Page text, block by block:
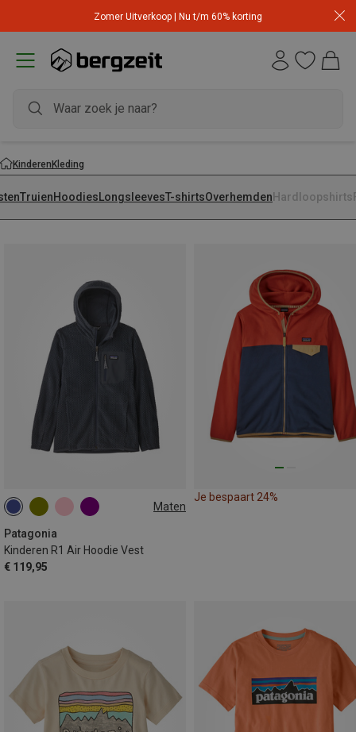
Zomer Uitverkoop | Nu t/m 60% korting
KinderenKleding
TruienHoodiesLongsleevesT-shirtsOverhemden Hardloopshirts
Maten
Patagonia
Kinderen R1 Air Hoodie Vest
€ 119,95
S M L XL
118
Je bespaart 24%